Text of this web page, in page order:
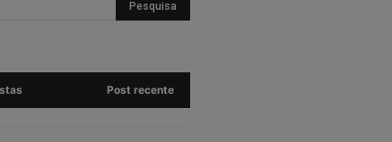
Post recente